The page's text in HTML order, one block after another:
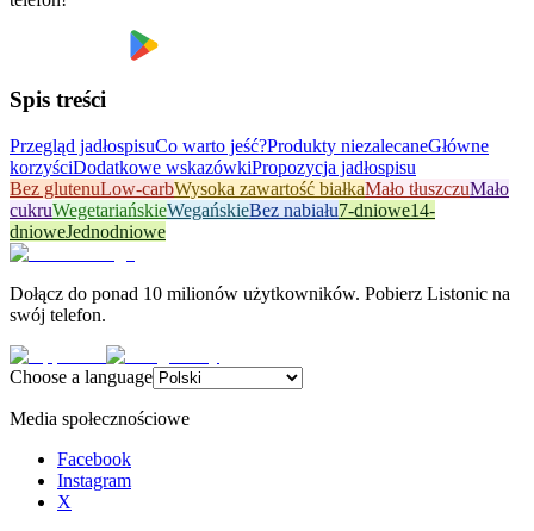
Spis treści
Przegląd jadłospisuCo warto jeść?Produkty niezalecaneGłówne
korzyściDodatkowe wskazówkiPropozycja jadłospisu
Bez glutenuLow-carbWysoka zawartość białkaMało tłuszczuMało
cukruWegetariańskieWegańskieBez nabiału7-dniowe14-
dnioweJednodniowe
Dołącz do ponad 10 milionów użytkowników. Pobierz Listonic na
swój telefon.
Choose a language
Media społecznościowe
Facebook
Instagram
X